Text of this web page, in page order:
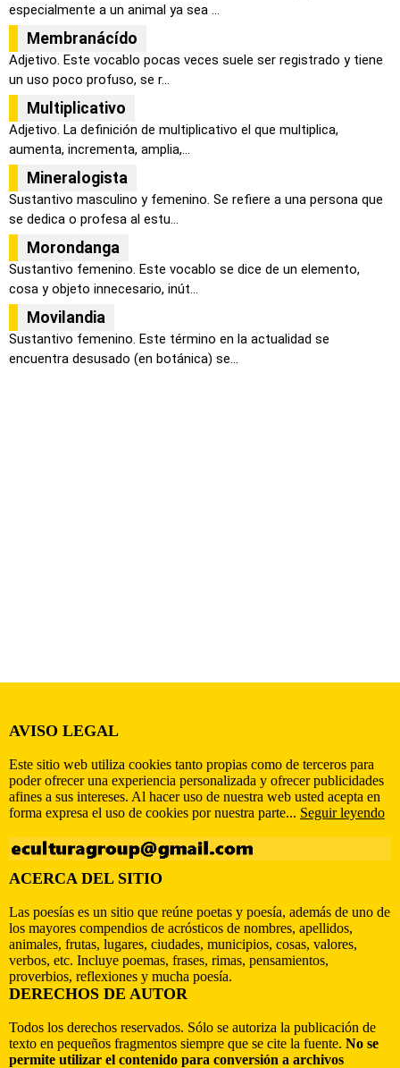
especialmente a un animal ya sea ...
Membranácído
Adjetivo. Este vocablo pocas veces suele ser registrado y tiene
un uso poco profuso, se r...
Multiplicativo
Adjetivo. La definición de multiplicativo el que multiplica,
aumenta, incrementa, amplia,...
Mineralogista
Sustantivo masculino y femenino. Se refiere a una persona que
se dedica o profesa al estu...
Morondanga
Sustantivo femenino. Este vocablo se dice de un elemento,
cosa y objeto innecesario, inút...
Movilandia
Sustantivo femenino. Este término en la actualidad se
encuentra desusado (en botánica) se...
AVISO LEGAL
Este sitio web utiliza cookies tanto propias como de terceros para
poder ofrecer una experiencia personalizada y ofrecer publicidades
afines a sus intereses. Al hacer uso de nuestra web usted acepta en
forma expresa el uso de cookies por nuestra parte... Seguir leyendo
ACERCA DEL SITIO
Las poesías es un sitio que reúne poetas y poesía, además de uno de
los mayores compendios de acrósticos de nombres, apellidos,
animales, frutas, lugares, ciudades, municipios, cosas, valores,
verbos, etc. Incluye poemas, frases, rimas, pensamientos,
proverbios, reflexiones y mucha poesía.
DERECHOS DE AUTOR
Todos los derechos reservados. Sólo se autoriza la publicación de
texto en pequeños fragmentos siempre que se cite la fuente. No se
permite utilizar el contenido para conversión a archivos